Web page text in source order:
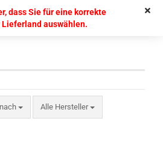
dass Sie für eine korrekte
auswählen.
Alle Hersteller